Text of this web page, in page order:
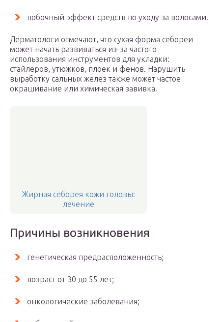
побочный эффект средств по уходу за волосами.
Дерматологи отмечают, что сухая форма себореи
может начать развиваться из-за частого
использования инструментов для укладки:
стайлеров, утюжков, плоек и фенов. Нарушить
выработку сальных желез также может частое
окрашивание или химическая завивка.
Жирная себорея кожи головы:
лечение
Причины возникновения
генетическая предрасположенность;
возраст от 30 до 55 лет;
онкологические заболевания;